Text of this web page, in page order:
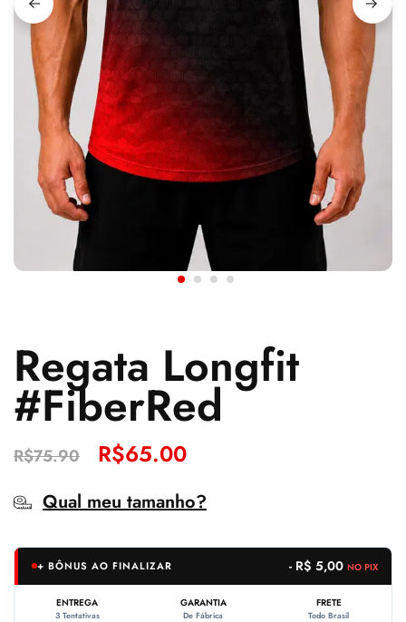
Regata Longfit
#FiberRed
R$75.90 R$65.00
Qual meu tamanho?
+ BÔNUS AO FINALIZAR - R$ 5,00 NO PIX
ENTREGA
3 Tentativas
GARANTIA
De Fábrica
FRETE
Todo Brasil